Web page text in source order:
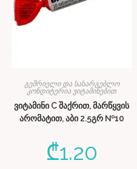
გემრიელი და სასარგებლო
კონდიტერია ვიტამინებით
ვიტამინი C შაქრით, მარწყვის
არომატით, აბი 2.5გრ №10
₾1.20